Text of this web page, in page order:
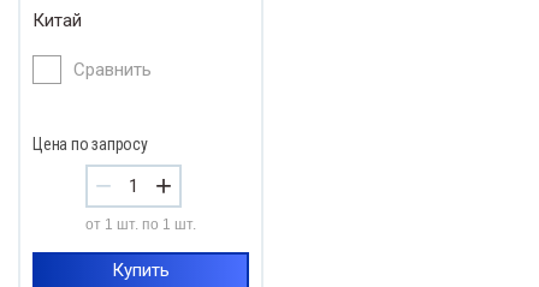
Китай
Сравнить
Цена по запросу
− +
от 1 шт. по 1 шт.
Купить